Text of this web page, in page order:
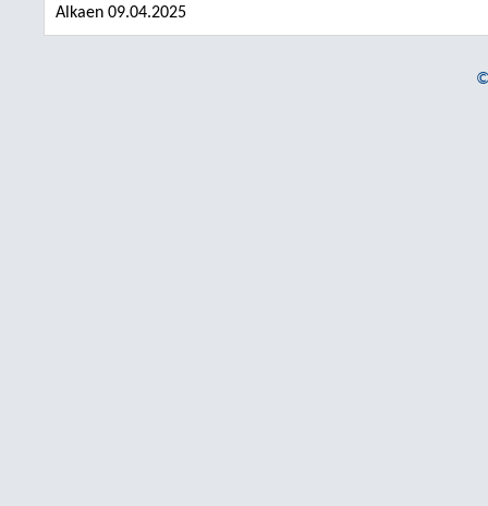
Alkaen 09.04.2025